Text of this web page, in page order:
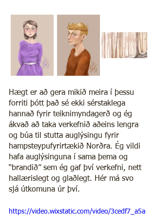
Hægt er að gera mikið meira í þessu
forriti þótt það sé ekki sérstaklega
hannað fyrir teiknimyndagerð og ég
ákvað að taka verkefnið aðeins lengra
og búa til stutta auglýsingu fyrir
hampsteypufyrirtækið Norðra. Ég vildi
hafa auglýsinguna í sama þema og
“brandið” sem ég gaf því verkefni, nett
hallærislegt og glaðlegt. Hér má svo
sjá útkomuna úr því.
https://video.wixstatic.com/video/3cedf7_a5a